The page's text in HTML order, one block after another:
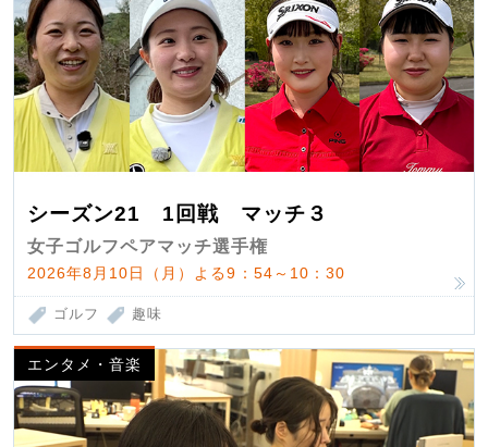
シーズン21 1回戦 マッチ３
女子ゴルフペアマッチ選手権
2026年8月10日（月）よる9：54～10：30
ゴルフ 趣味
エンタメ・音楽